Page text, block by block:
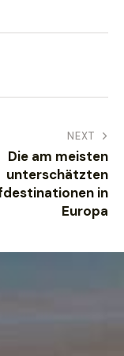
NEXT
Die am meisten
unterschätzten
in
Europa